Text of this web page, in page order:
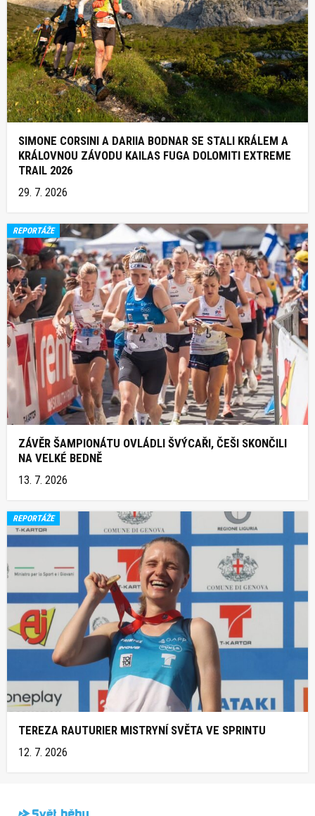
SIMONE CORSINI A DARIIA BODNAR SE STALI KRÁLEM A
KRÁLOVNOU ZÁVODU KAILAS FUGA DOLOMITI EXTREME
TRAIL 2026
29. 7. 2026
REPORTÁŽE
ZÁVĚR ŠAMPIONÁTU OVLÁDLI ŠVÝCAŘI, ČEŠI SKONČILI
NA VELKÉ BEDNĚ
13. 7. 2026
REPORTÁŽE
TEREZA RAUTURIER MISTRYNÍ SVĚTA VE SPRINTU
12. 7. 2026